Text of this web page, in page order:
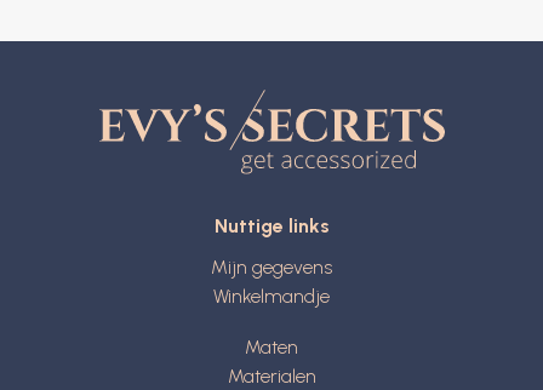
Nuttige links
Mijn gegevens
Winkelmandje
Maten
Materialen